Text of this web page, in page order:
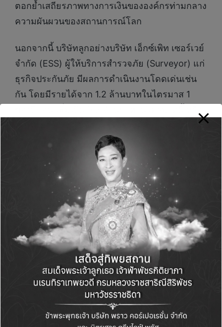
ตอกย้ำเสถียรภาพทางการเงินขององค์กรท่ามกลาง
ความผันผวนของสถานการณ์โลก
นอกจากนี้ บริษัทลูกอย่างบริษัท เอ็กซ์เพิท เซอร์เวย์
จำกัด (ESS) ผู้ให้บริการสำรวจภัย (Surveyor) แก่
ธุรกิจประกันภัย มีผลการดำเนินงานโดดเด่นเช่น
กัน โดยมีรายได้จาก 1.2 ล้านบาทในไตรมาส 1
บริการ เพื่อรองรับความต้องการใช้ Surveyor ที่
เพิ่มขึ้นของบริษัทประกันภัยต่างๆ
นายจีรพันธ์ อัศวะธนกุล ประธานเจ้าหน้าที่บริหาร
และกรรมการผู้จัดการใหญ่ บริษัท ไทยวิวัฒน์ โฮ
ลดิ้งส์ จำกัด (มหาชน)หรือ TVH เปิดเผยว่า “การ
ดำเนินธุรกิจในไตรมาสแรกของธุรกิจประกันภัย
อย่างประกันภัยไทยวิวัฒน์ ให้ความสำคัญกับ
การนำเสนอประกันภัยรูปแบบใหม่ที่สามารถปรับให้
เหมาะสมกับความต้องการของลูกค้าได้อย่างตรง
จุด ผ่านการวิเคราะห์ข้อมูลอย่างเข้มข้น โดยนำ
เทคโนโลยี AI เข้ามาบริหารจัดการ ตั้งแต่
กระบวนการรวบรวมข้อมูลและการวิเคราะห์อย่าง